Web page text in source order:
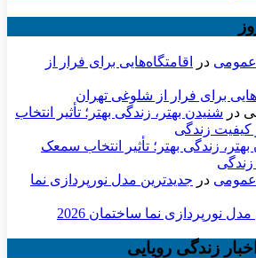
در
اقامتگاه‌هایی برای فرار از
برای فرار از شلوغی تهران
در شنیدن بهتر، زندگی بهتر؛ تأثیر انتخاب
زندگی
زندگی بهتر؛ تأثیر انتخاب سمعک
در جدیدترین مدل نورپردازی نما
نورپردازی نما ساختمان 2026
زندگی رویایی